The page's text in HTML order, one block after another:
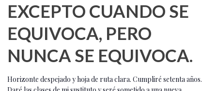
EXCEPTO CUANDO SE
EQUIVOCA, PERO
NUNCA SE EQUIVOCA.
Horizonte despejado y hoja de ruta clara. Cumpliré setenta años.